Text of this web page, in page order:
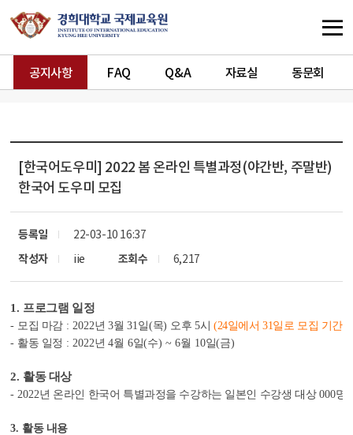
공지사항 FAQ Q&A 자료실 동문회
[한국어도우미] 2022 봄 온라인 특별과정(야간반, 주말반)
한국어 도우미 모집
등록일
22-03-10 16:37
작성자
iie 조회수 6,217
1. 프로그램 일정
- 모집 마감 : 2022년 3월31 일(목) 오후 5시(24일에서 31일로 모집 기간
- 활동 일정 : 2022년 4월 6일(수) ~ 6월 10일(금)
2. 활동 대상
- 2022년 온라인 한국어 특별과정을 수강하는 일본인 수강생 대상 000명
3. 활동 내용